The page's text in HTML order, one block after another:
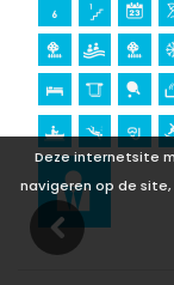
Deze internetsite
navigeren op de